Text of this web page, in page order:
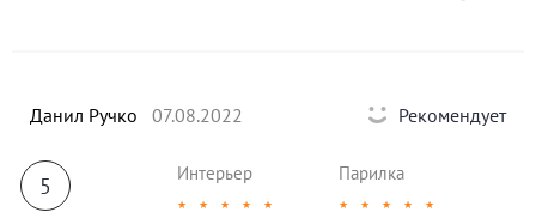
Данил Ручко 07.08.2022 Рекомендует
5 Интерьер
★ ★ ★ ★ ★
Парилка
★ ★ ★ ★ ★